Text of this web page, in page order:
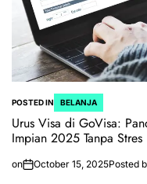
POSTED IN BELANJA
Urus Visa di GoVisa:
Impian 2025 Tanpa Stres
on October 15, 2025Posted